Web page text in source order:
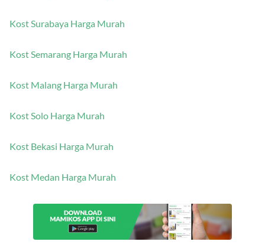
Kost Surabaya Harga Murah
Kost Semarang Harga Murah
Kost Malang Harga Murah
Kost Solo Harga Murah
Kost Bekasi Harga Murah
Kost Medan Harga Murah